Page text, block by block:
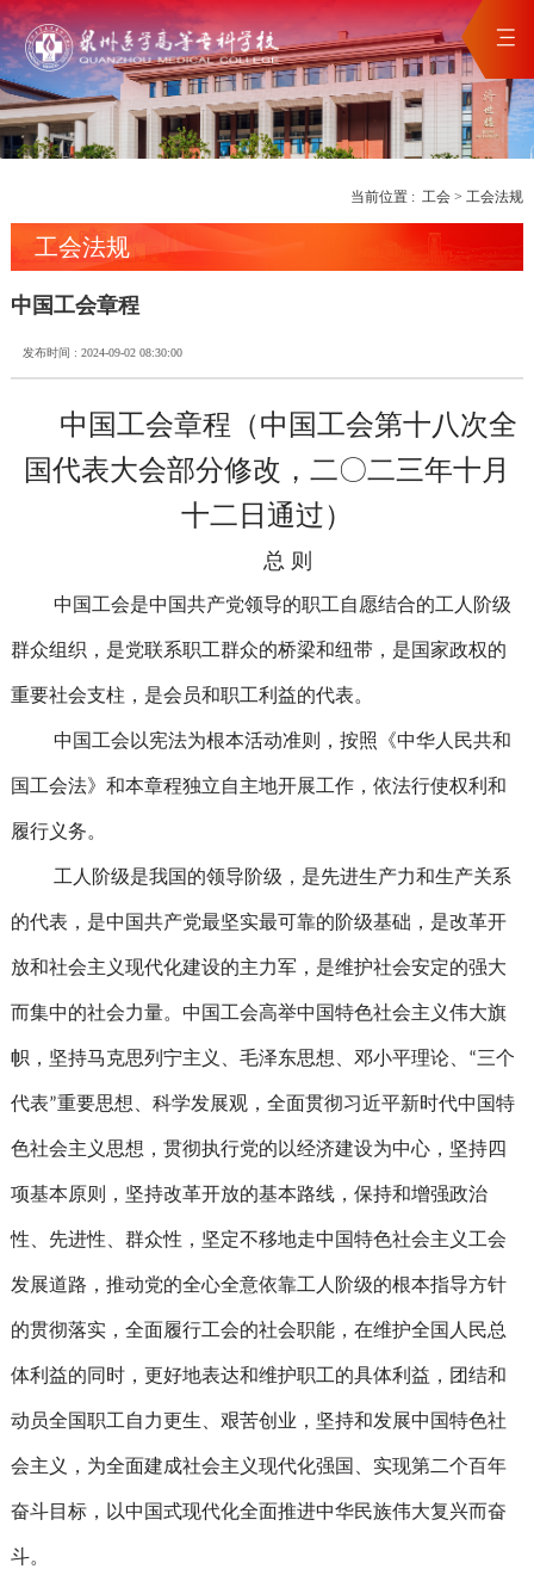
当前位置 :工会 >工会法规
工会法规
中国工会章程
发布时间 : 2024-09-02 08:30:00
中国工会章程（中国工会第十八次全
国代表大会部分修改，二〇二三年十月
十二日通过）
总 则
中国工会是中国共产党领导的职工自愿结合的工人阶级
群众组织，是党联系职工群众的桥梁和纽带，是国家政权的
重要社会支柱，是会员和职工利益的代表。
中国工会以宪法为根本活动准则，按照《中华人民共和
国工会法》和本章程独立自主地开展工作，依法行使权利和
履行义务。
工人阶级是我国的领导阶级，是先进生产力和生产关系
的代表，是中国共产党最坚实最可靠的阶级基础，是改革开
放和社会主义现代化建设的主力军，是维护社会安定的强大
而集中的社会力量。中国工会高举中国特色社会主义伟大旗
帜，坚持马克思列宁主义、毛泽东思想、邓小平理论、“三个
代表”重要思想、科学发展观，全面贯彻习近平新时代中国特
色社会主义思想，贯彻执行党的以经济建设为中心，坚持四
项基本原则，坚持改革开放的基本路线，保持和增强政治
性、先进性、群众性，坚定不移地走中国特色社会主义工会
发展道路，推动党的全心全意依靠工人阶级的根本指导方针
的贯彻落实，全面履行工会的社会职能，在维护全国人民总
体利益的同时，更好地表达和维护职工的具体利益，团结和
动员全国职工自力更生、艰苦创业，坚持和发展中国特色社
会主义，为全面建成社会主义现代化强国、实现第二个百年
奋斗目标，以中国式现代化全面推进中华民族伟大复兴而奋
斗。